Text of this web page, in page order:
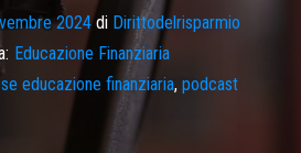
2024di Dirittodelrisparmio
Educazione Finanziaria
educazione finanziaria, podcast